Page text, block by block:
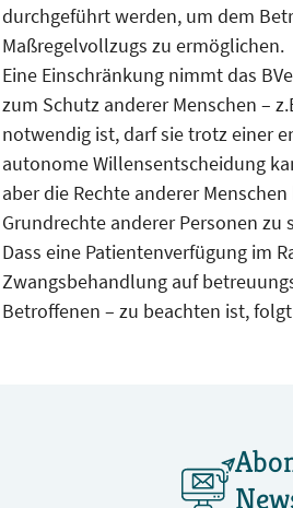
durchgeführt werden, um dem
Maßregelvollzugs zu ermöglichen.
Eine Einschränkung nimmt das
zum Schutz anderer Menschen –
notwendig ist, darf sie trotz einer
autonome Willensentscheidung
aber die Rechte anderer
Grundrechte anderer Personen
Dass eine Patientenverfügung im
Zwangsbehandlung auf
Betroffenen – zu beachten ist,